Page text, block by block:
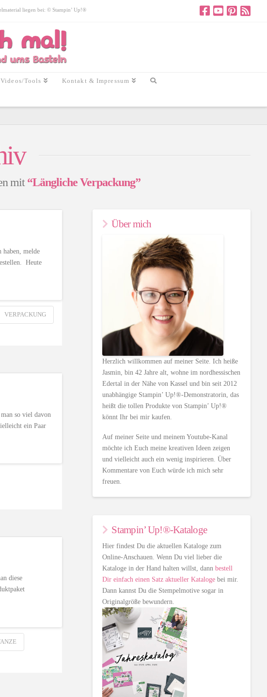
liegen bei: © Stampin’ Up!®
Videos/Tools Kontakt & Impressum
mit“Längliche Verpackung”
melde
Heute
VERPACKUNG
so viel davon
ein Paar
diese
Über mich
Herzlich willkommen auf meiner Seite. Ich heiße
Jasmin, bin 42 Jahre alt, wohne im nordhessischen
Edertal in der Nähe von Kassel und bin seit 2012
unabhängige Stampin’ Up!®-Demonstratorin, das
heißt die tollen Produkte von Stampin’ Up!®
könnt Ihr bei mir kaufen.
Auf meiner Seite und meinem Youtube-Kanal
möchte ich Euch meine kreativen Ideen zeigen
und vielleicht auch ein wenig inspirieren. Über
Kommentare von Euch würde ich mich sehr
freuen.
Stampin’ Up!®-Kataloge
Hier findest Du die aktuellen Kataloge zum
Online-Anschauen. Wenn Du viel lieber die
Kataloge in der Hand halten willst, dannbestell
Dir einfach einen Satz aktueller Kataloge bei mir.
Dann kannst Du die Stempelmotive sogar in
Originalgröße bewundern.